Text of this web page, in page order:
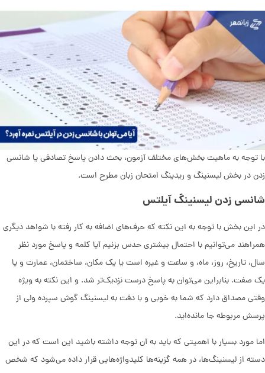
با توجه به ماهیت بخش‌های مختلف آزمون، بحث دادن پاسخ تصادفی یا شانسی‌
زدن در بخش لیسنینگ و ریدینگ امتحان زبان مطرح است.
شانسی زدن لیسنینگ آیلتس
در این بخش با توجه به این نکته که حرف‌های اضافه به کار رفته با شواهد دیگری
همراهند ‌می‌توانیم با احتمال بیشتری حدس بزنیم آیا کلمه و پاسخ مورد نظر
سال، تاریخ، روز، ماه، و ساعت و غیره است یا یک مکان، ساختمان، عمارت و یا
یک صفت. بنابراین ‌می‌توان به پاسخ درست نزدیک‌‌تر شد. و این نکته به ویژه
وقتی مصداق دارد که شما به خوبی و با دقت به لیسنینگ گوش سپرده ولی از
پرسش مربوطه جا مانده‌اید.
اما مورد بسیار با اهمیتی که باید به آن توجه داشته باشید این است که در این
دسته از لیسنینگ‌ها، در همه گزینه‌ها کلید‌واژه‌هایی قرار داده می‌شود که شخص